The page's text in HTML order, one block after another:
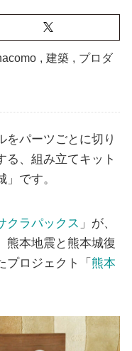
, 建築 , プロダ
をパーツごとに切り
る、組み立てキット
です。
クラパックス 」が、
熊本地震と熊本城復
プロジェクト「熊本